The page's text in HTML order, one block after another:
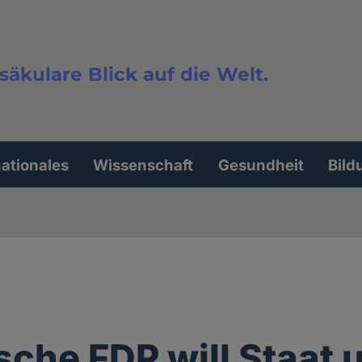
Blick auf die Welt.
Wissenschaft Gesundheit